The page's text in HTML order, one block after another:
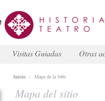
Visitas Guiadas Otras
Inicio :: Mapa de la Web
Mapa del sitio